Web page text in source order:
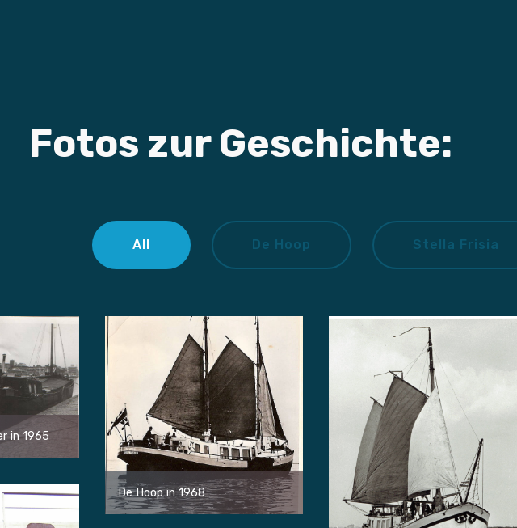
Fotos zur Geschichte:
All De Hoop Stella Frisia
in 1965
De Hoop in 1968